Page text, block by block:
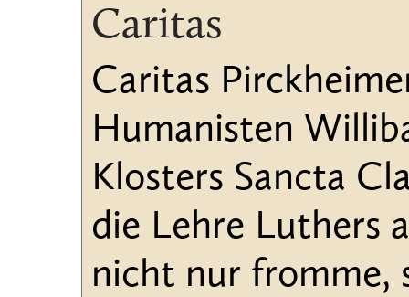
Caritas
Caritas
Humanisten
Klosters Sancta
die Lehre Luthers
nicht nur fromme,